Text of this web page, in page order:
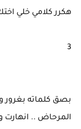
هكرر كلامي خلي
3
بصق كلماته
المرحاض ..